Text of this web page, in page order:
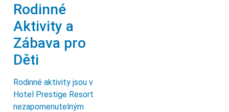
Rodinné
Aktivity a
Zábava pro
Děti
Rodinné aktivity jsou v
Hotel Prestige Resort
nezapomenutelným